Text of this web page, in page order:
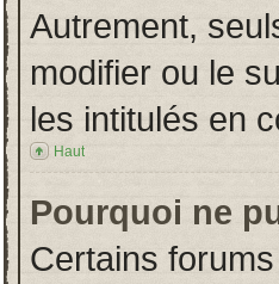
Autrement,
modifier ou le
les intitulés en
Haut
Pourquoi ne
Certains